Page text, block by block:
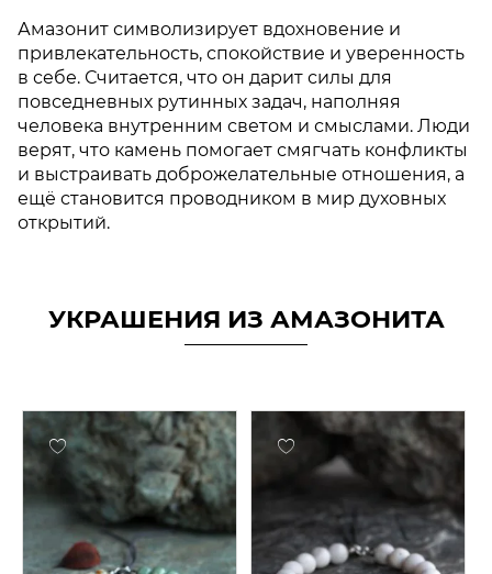
Амазонит символизирует вдохновение и
привлекательность, спокойствие и уверенность
в себе. Считается, что он дарит силы для
повседневных рутинных задач, наполняя
человека внутренним светом и смыслами. Люди
верят, что камень помогает смягчать конфликты
и выстраивать доброжелательные отношения, а
ещё становится проводником в мир духовных
открытий.
УКРАШЕНИЯ ИЗ АМАЗОНИТА